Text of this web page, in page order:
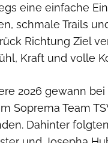
eine einfache
schmale Trails
Richtung Ziel
Kraft und volle
2026 gewann
Soprema Team
Dahinter